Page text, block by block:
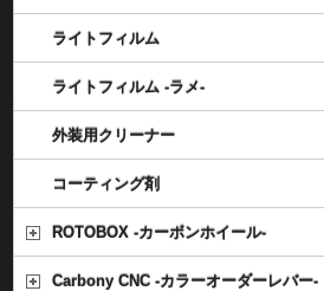
ライトフィルム
ライトフィルム -ラメ-
外装用クリーナー
コーティング剤
ROTOBOX -カーボンホイール-
Carbony CNC -カラーオーダーレバー-